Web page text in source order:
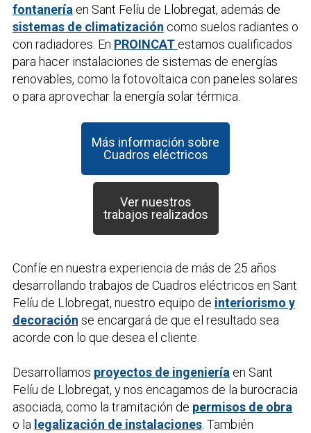
fontanería en Sant Felíu de Llobregat, además de
sistemas de climatización como suelos radiantes o
con radiadores. En PROINCAT estamos cualificados
para hacer instalaciones de sistemas de energías
renovables, como la fotovoltaica con paneles solares
o para aprovechar la energía solar térmica.
Más información sobre
Cuadros eléctricos
Ver nuestros
trabajos realizados
Confíe en nuestra experiencia de más de 25 años
desarrollando trabajos de Cuadros eléctricos en Sant
Felíu de Llobregat, nuestro equipo de interiorismo y
decoración se encargará de que el resultado sea
acorde con lo que desea el cliente.
Desarrollamos proyectos de ingeniería en Sant
Felíu de Llobregat, y nos encagamos de la burocracia
asociada, como la tramitación de permisos de obra
o la legalización de instalaciones. También